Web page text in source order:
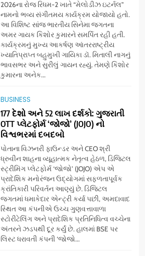
2026ના રોજ રિધમ-2 ખાતે “મેલોડીઝ ઇટર્નલ”
નામનો ભવ્ય સંગીતમય કાર્યક્રમ યોજાયો હતો.
આ વિશિષ્ટ સાંજ ભારતીય સિનેમા જગતના
અમર ગાયક કિશોર કુમારને સમર્પિત રહી હતી.
કાર્યક્રમનું મુખ્ય આકર્ષણ આંતરરાષ્ટ્રીય
ખ્યાતિપ્રાપ્ત બહુમુખી ગાયિકા ડૉ. મિતાલી નાગનું
ભાવસભર અને સુરીલું ગાયન રહ્યું. તેમણે કિશોર
કુમારના અનેક...
BUSINESS
177 દેશો અને 52 લાખ દર્શકો: ગુજરાતી
OTT પ્લેટફોર્મ ‘જોજો’ (JOJO) નો
વિશ્વભરમાં દબદબો
પોતાના વિઝનરી ફાઉન્ડર અને CEO શ્રી
ધ્રુવીન શાહના વ્યૂહાત્મક નેતૃત્વ હેઠળ, ડિજિટલ
સ્ટ્રીમિંગ પ્લેટફોર્મ ‘જોજો’ (JOJO) એપ એ
પ્રાદેશિક મનોરંજન ઉદ્યોગમાં સફળતાપૂર્વક
ક્રાંતિકારી પરિવર્તન આણ્યું છે. ડિજિટલ
જગતમાં ધમાકેદાર એન્ટ્રી કર્યા પછી, અમદાવાદ
સ્થિત આ કંપનીએ ઉચ્ચ ગુણવત્તાવાળા
સ્ટોરીટેલિંગ અને પ્રાદેશિક પ્રતિનિધિત્વ વચ્ચેના
અંતરને ઝડપથી દૂર કર્યું છે. હાલમાં BSE પર
લિસ્ટ ધરાવતી કંપની ‘જોજો...
સેમસંગ વિશ્વ યુવા કૌશલ્ય
દિવસની ઉજવણી કરે છે, સેમસંગ
દોસ્ત કૌશલ્ય વિકાસ કાર્યક્રમના
30 ટોચના પ્રતિભાશાળી
વિદ્યાર્થીઓનું સન્માન કરે છે
BUSINESS CSR
આયુદા ઓર્ગેનિક્સ દ્વારા
ગુજરાતના 5 શહેરોમાં રિટેલ સ્ટોર્સ
અને ગીર ગાયના વૈદિક વલોણા ઘી-
દૂધની શુદ્ધ સેવાઓ સાથે વ્યાપક
વિસ્તરણ
BUSINESS
‘ગેટ સેટ ગો’ નું પાવર-પેક્ડ ટ્રેલર